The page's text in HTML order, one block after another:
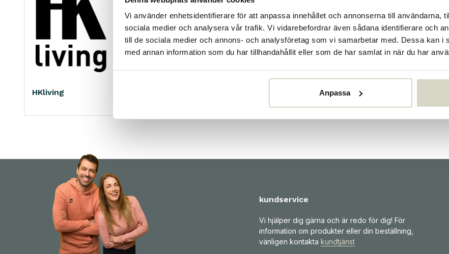
Vi använder enhetsidentifierare för att anpassa innehållet och annonserna till användarna,
sociala medier och analysera vår trafik. Vi vidarebefordrar även sådana identifierare och
till de sociala medier och annons- och analysföretag som vi samarbetar med. Dessa kan i
med annan information som du har tillhandahållit eller som de har samlat in när du har
Anpassa
HKliving
kundservice
Vi hjälper dig gärna och är redo för dig! För
information om produkter eller din beställning,
vänligen kontakta kundtjänst